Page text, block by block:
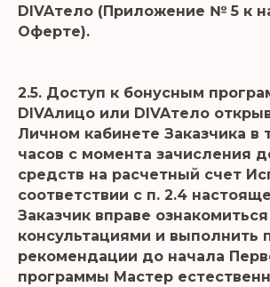
DIVAтело (Приложение № 5 к
Оферте).
2.5. Доступ к бонусным
DIVAлицо или DIVAтело
Личном кабинете Заказчика в
часов с момента зачисления
средств на расчетный счет
соответствии с п. 2.4
Заказчик вправе ознакомиться
консультациями и выполнить
рекомендации до начала
программы Мастер